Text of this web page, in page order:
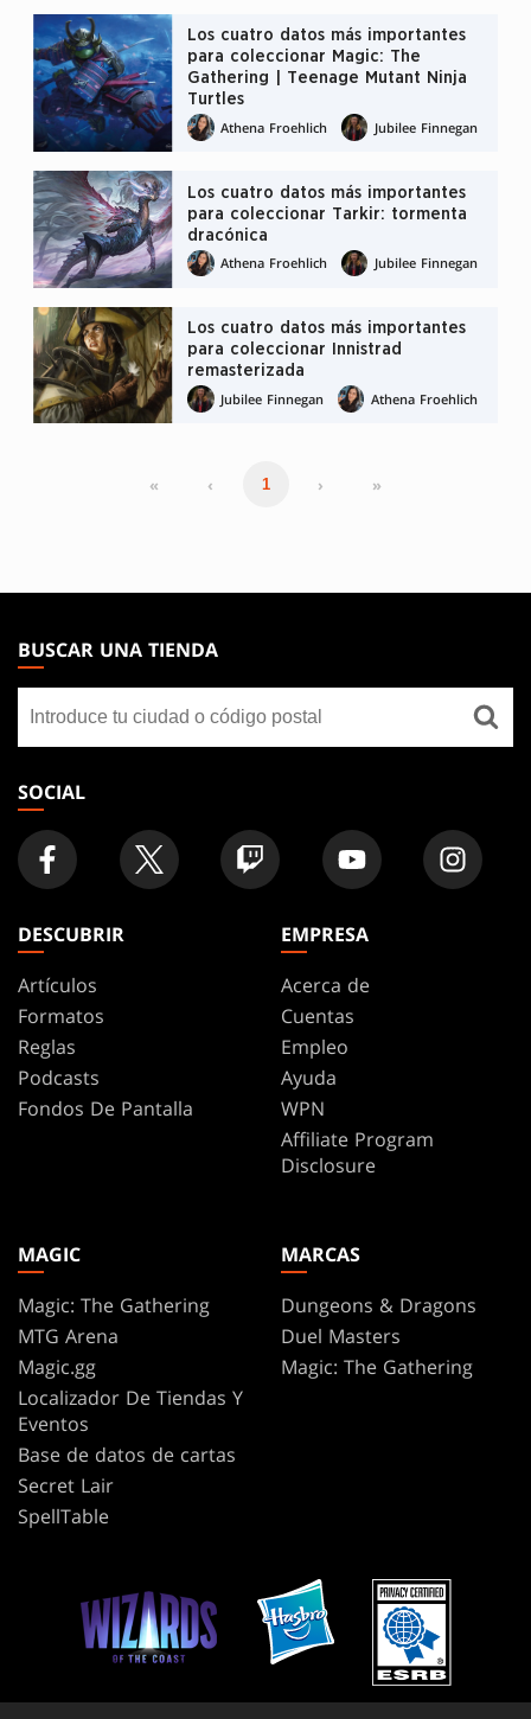
Los cuatro datos más importantes
para coleccionar Magic: The
Gathering | Teenage Mutant Ninja
Turtles
Athena Froehlich
Jubilee Finnegan
Los cuatro datos más importantes
para coleccionar Tarkir: tormenta
dracónica
Athena Froehlich
Jubilee Finnegan
Los cuatro datos más importantes
para coleccionar Innistrad
remasterizada
Jubilee Finnegan
Athena Froehlich
« ‹ 1 › »
THE
GATHERING
FOOTER
BUSCAR UNA TIENDA
una
tienda
SOCIAL
DESCUBRIR
Artículos
Formatos
Reglas
Podcasts
Fondos De Pantalla
EMPRESA
Acerca de
Cuentas
Empleo
Ayuda
WPN
Affiliate Program
Disclosure
MAGIC
Magic: The Gathering
MTG Arena
Magic.gg
Localizador De Tiendas Y
Eventos
Base de datos de cartas
Secret Lair
SpellTable
MARCAS
Dungeons & Dragons
Duel Masters
Magic: The Gathering